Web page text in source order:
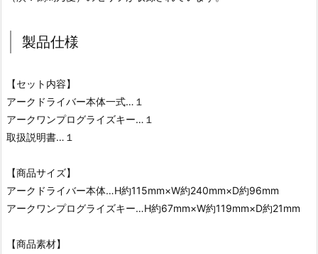
製品仕様
【セット内容】
アークドライバー本体一式…１
アークワンプログライズキー…１
取扱説明書…１
【商品サイズ】
アークドライバー本体…H約115mm×W約240mm×D約96mm
アークワンプログライズキー…H約67mm×W約119mm×D約21mm
【商品素材】